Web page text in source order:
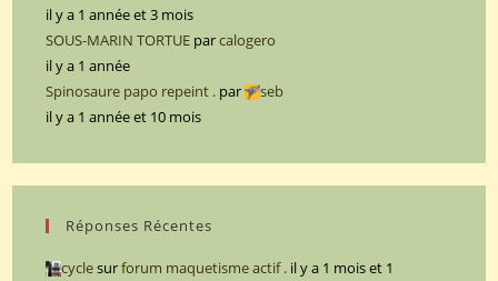
il y a 1 année et 3 mois
SOUS-MARIN TORTUE parcalogero
il y a 1 année
Spinosaure papo repeint . par
seb
il y a 1 année et 10 mois
Réponses Récentes
cyclesurforum maquetisme actif . il y a 1 mois et 1